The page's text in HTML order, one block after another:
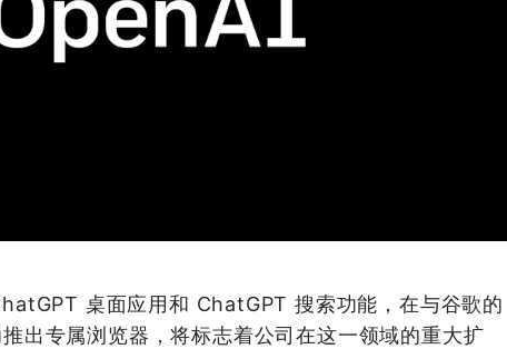
桌面应用和 ChatGPT 搜索功能，在与谷歌的
出专属浏览器，将标志着公司在这一领域的重大扩